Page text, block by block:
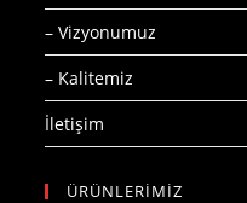
– Vizyonumuz
– Kalitemiz
İletişim
ÜRÜNLERİMİZ